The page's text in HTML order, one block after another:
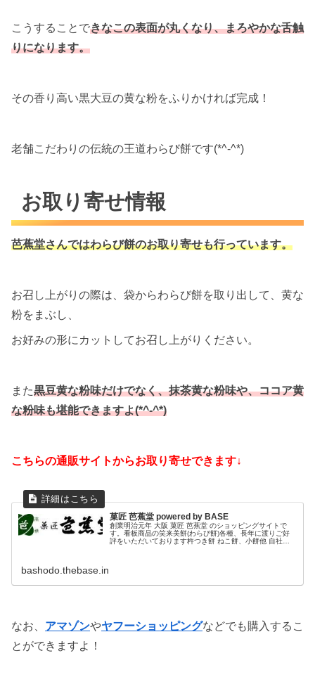
こうすることできなこの表面が丸くなり、まろやかな舌触
りになります。
その香り高い黒大豆の黄な粉をふりかければ完成！
老舗こだわりの伝統の王道わらび餅です(*^-^*)
お取り寄せ情報
芭蕉堂さんではわらび餅のお取り寄せも行っています。
お召し上がりの際は、袋からわらび餅を取り出して、黄な
粉をまぶし、
お好みの形にカットしてお召し上がりください。
また黒豆黄な粉味だけでなく、抹茶黄な粉味や、ココア黄
な粉味も堪能できますよ(*^-^*)
こちらの通販サイトからお取り寄せできます↓
菓匠 芭蕉堂 powered by BASE
創業明治元年 大阪 菓匠 芭蕉堂 のショッピングサイトで
す。看板商品の笑来美餅(わらび餅)各種、長年に渡りご好
評をいただいております杵つき餅 ねこ餅、小餅他 自社製
bashodo.thebase.in
なお、 アマゾンやヤフーショッピングなどでも購入するこ
とができますよ！